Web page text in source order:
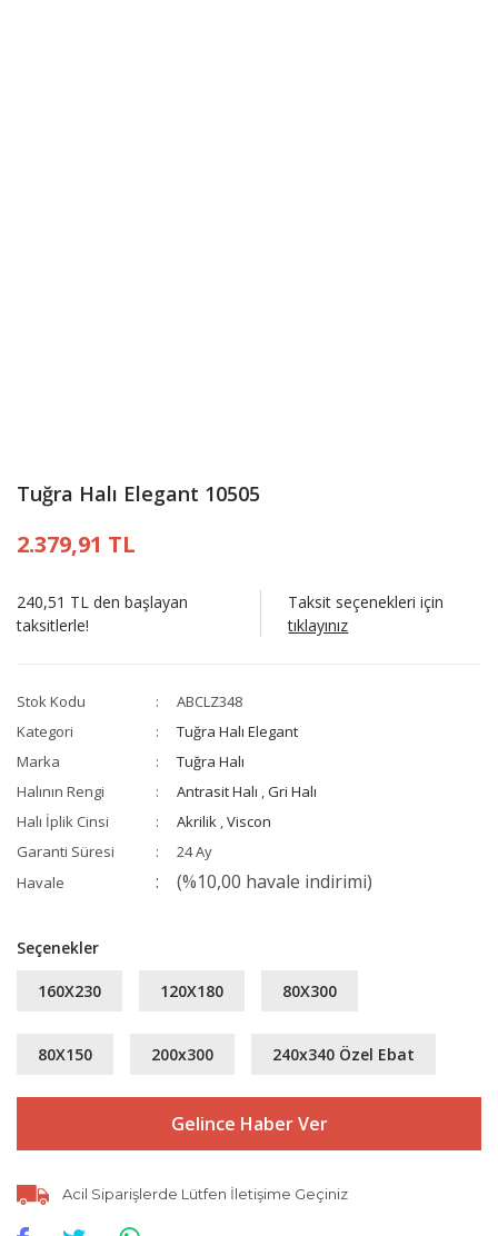
Tuğra Halı Elegant 10505
2.379,91 TL
240,51 TL den başlayan
taksitlerle!
Taksit seçenekleri için
tıklayınız
Stok Kodu
ABCLZ348
Kategori
Tuğra Halı Elegant
Marka
Tuğra Halı
Halının Rengi
Antrasit Halı ,Gri Halı
Halı İplik Cinsi
Akrilik ,Viscon
Garanti Süresi
24 Ay
Havale
(%10,00 havale indirimi)
Seçenekler
160X230 120X180 80X300
80X150 200x300 240x340 Özel Ebat
Gelince Haber Ver
Acil Siparişlerde Lütfen İletişime Geçiniz